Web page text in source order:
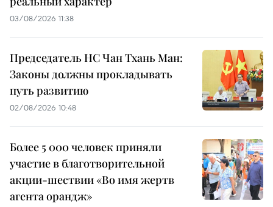
03/08/2026 11:38
Председатель НС Чан Тхань Ман:
Законы должны прокладывать
путь развитию
02/08/2026 10:48
Более 5 000 человек приняли
участие в благотворительной
акции-шествии «Во имя жертв
агента орандж»